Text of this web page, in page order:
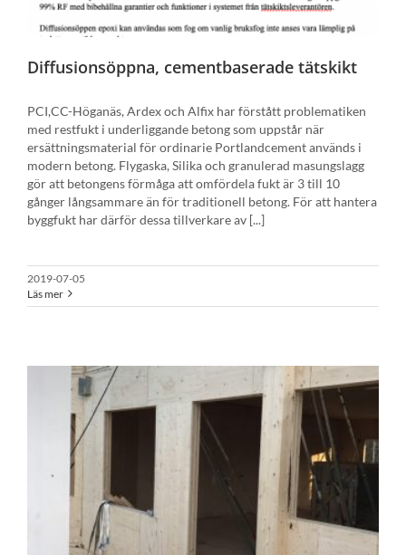
Diffusionsöppna, cementbaserade tätskikt
PCI,CC-Höganäs, Ardex och Alfix har förstått problematiken
med restfukt i underliggande betong som uppstår när
ersättningsmaterial för ordinarie Portlandcement används i
modern betong. Flygaska, Silika och granulerad masungslagg
gör att betongens förmåga att omfördela fukt är 3 till 10
gånger långsammare än för traditionell betong. För att hantera
byggfukt har därför dessa tillverkare av [...]
2019-07-05
Läs mer